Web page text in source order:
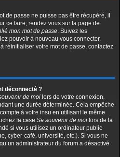
de passe ne puisse pas être récupéré, il
ce faire, rendez vous sur la page de
mon mot de passe. Suivez les
pouvoir à nouveau vous connecter.
réinitialiser votre mot de passe, contactez
déconnecté ?
de moi lors de votre connexion,
une durée déterminée. Cela empêche
à votre insu en utilisant le même
la case Se souvenir de moi lors de la
si vous utilisez un ordinateur public
cyber-café, université, etc.). Si vous ne
administrateur du forum a désactivé